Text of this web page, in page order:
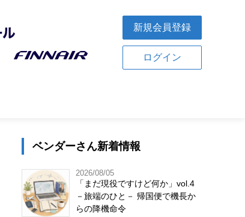
新規会員登録
ログイン
ベンダーさん新着情報
2026/08/05
「まだ現役ですけど何か」vol.4
－旅端のひと－ 帰国便で機長か
らの降機命令